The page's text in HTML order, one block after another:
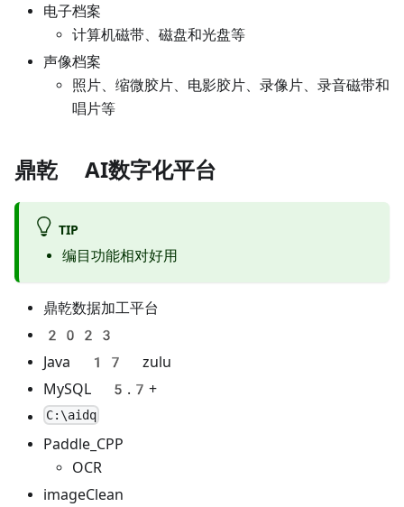
电子档案
计算机磁带、磁盘和光盘等
声像档案
照片、缩微胶片、电影胶片、录像片、录音磁带和
唱片等
鼎乾 AI数字化平台
TIP
编目功能相对好用
鼎乾数据加工平台
2023
Java 17 zulu
MySQL 5.7+
C:\aidq
Paddle_CPP
OCR
imageClean